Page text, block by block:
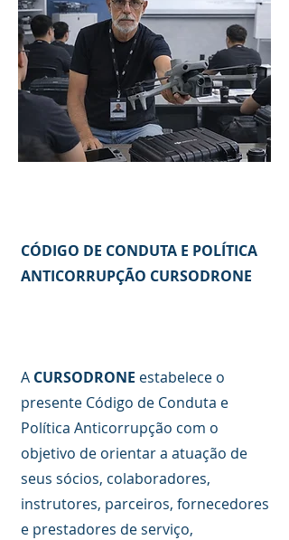
CÓDIGO DE CONDUTA E POLÍTICA
ANTICORRUPÇÃO CURSODRONE
A CURSODRONE estabelece o
presente Código de Conduta e
Política Anticorrupção com o
objetivo de orientar a atuação de
seus sócios, colaboradores,
instrutores, parceiros, fornecedores
e prestadores de serviço,